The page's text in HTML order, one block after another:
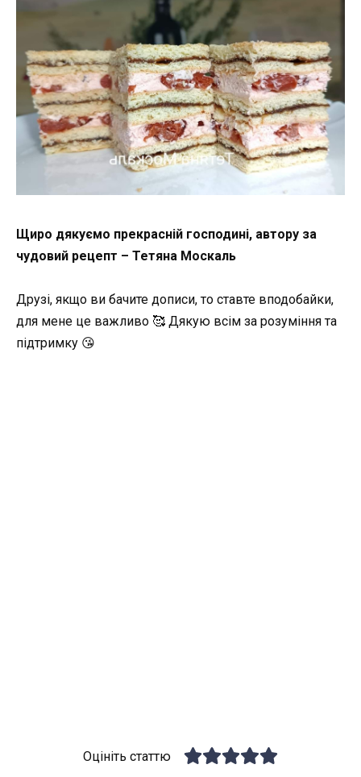
Щиро дякуємо прекрасній господині, автору за
чудовий рецепт – Тетяна Москаль
Друзі, якщо ви бачите дописи, то ставте вподобайки,
для мене це важливо 🥰 Дякую всім за розуміння та
підтримку 😘
Оцініть статтю